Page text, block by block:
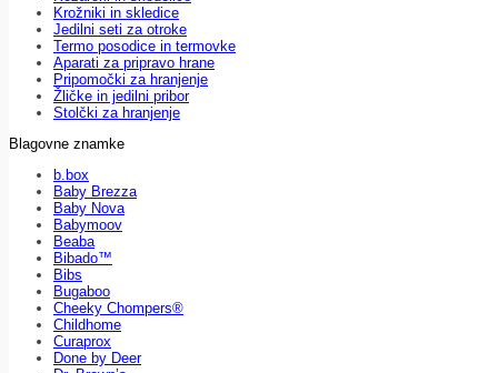
Krožniki in skledice
Jedilni seti za otroke
Termo posodice in termovke
Aparati za pripravo hrane
Pripomočki za hranjenje
Žličke in jedilni pribor
Stolčki za hranjenje
Blagovne znamke
b.box
Baby Brezza
Baby Nova
Babymoov
Beaba
Bibado™
Bibs
Bugaboo
Cheeky Chompers®
Childhome
Curaprox
Done by Deer